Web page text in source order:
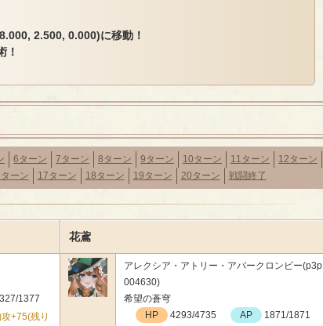
2.500, 0.000)に移動！
！
6ターン 7ターン 8ターン 9ターン 10ターン 11ターン
12ターン
ーン 17ターン 18ターン 19ターン 20ターン 戦闘終了
花鳶
1377
+75(残り
アレクシア・アトリー・アバークロンビー(p3p
004630)
希望の蒼穹
HP
4293/4735 AP 1871/1871